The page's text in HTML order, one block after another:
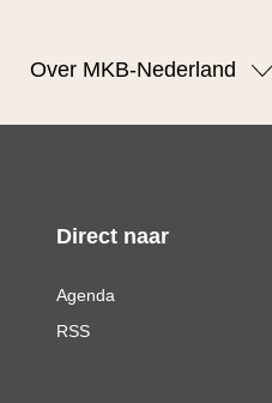
Over MKB-Nederland
Direct naar
Agenda
RSS